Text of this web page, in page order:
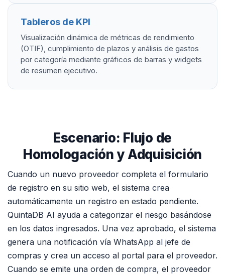
Tableros de KPI
Visualización dinámica de métricas de rendimiento
(OTIF), cumplimiento de plazos y análisis de gastos
por categoría mediante gráficos de barras y widgets
de resumen ejecutivo.
Escenario: Flujo de
Homologación y Adquisición
Cuando un nuevo proveedor completa el formulario
de registro en su sitio web, el sistema crea
automáticamente un registro en estado pendiente.
QuintaDB AI ayuda a categorizar el riesgo basándose
en los datos ingresados. Una vez aprobado, el sistema
genera una notificación vía WhatsApp al jefe de
compras y crea un acceso al portal para el proveedor.
Cuando se emite una orden de compra, el proveedor